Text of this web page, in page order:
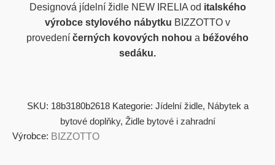
Designová jídelní židle NEW IRELIA od italského
výrobce stylového nábytku BIZZOTTO v
provedení černých kovových nohou a béžového
sedáku.
SKU: 18b3180b2618 Kategorie: Jídelní židle, Nábytek a
bytové doplňky, Židle bytové i zahradní
Výrobce: BIZZOTTO